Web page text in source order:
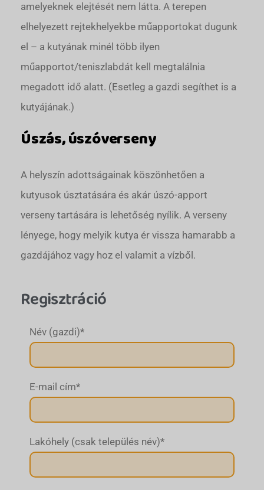
amelyeknek elejtését nem látta. A terepen
elhelyezett rejtekhelyekbe műapportokat dugunk
el – a kutyának minél több ilyen
műapportot/teniszlabdát kell megtalálnia
megadott idő alatt. (Esetleg a gazdi segíthet is a
kutyájának.)
Úszás, úszóverseny
A helyszín adottságainak köszönhetően a
kutyusok úsztatására és akár úszó-apport
verseny tartására is lehetőség nyílik. A verseny
lényege, hogy melyik kutya ér vissza hamarabb a
gazdájához vagy hoz el valamit a vízből.
Regisztráció
Név (gazdi)*
E-mail cím*
Lakóhely (csak település név)*